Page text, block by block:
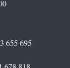
655 695